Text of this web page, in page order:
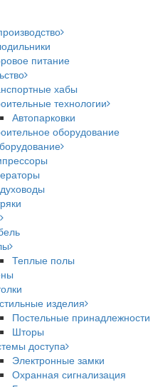
питание
хабы
технологии
Автопарковки
оборудование
Теплые полы
изделия
Постельные принадлежности
Шторы
доступа
Электронные замки
Охранная сигнализация